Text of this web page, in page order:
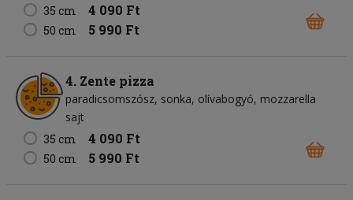
35 cm 4 090 Ft
50 cm 5 990 Ft
4. Zente pizza
paradicsomszósz sonka olívabogyó mozzarella
sajt
35 cm
4 090 Ft
50 cm 5 990 Ft